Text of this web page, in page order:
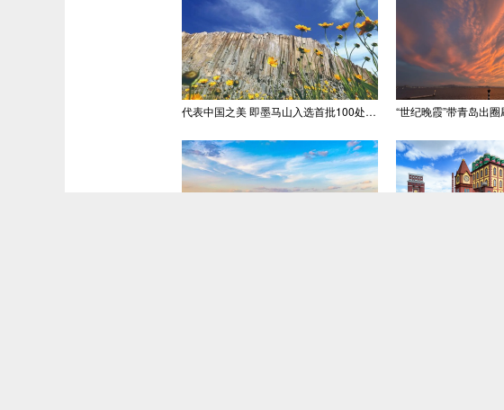
代表中国之美 即墨马山入选首批100处“美丽中国打卡点”